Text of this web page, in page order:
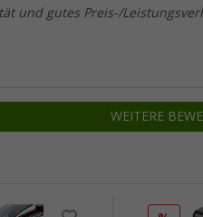
und gutes Preis-/
WEITERE